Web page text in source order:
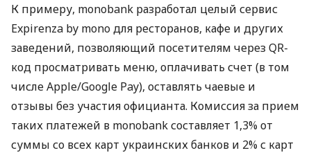
К примеру, monobank разработал целый сервис
Expirenza by mono для ресторанов, кафе и других
заведений, позволяющий посетителям через QR-
код просматривать меню, оплачивать счет (в том
числе Apple/Google Pay), оставлять чаевые и
отзывы без участия официанта. Комиссия за прием
таких платежей в monobank составляет 1,3% от
суммы со всех карт украинских банков и 2% с карт